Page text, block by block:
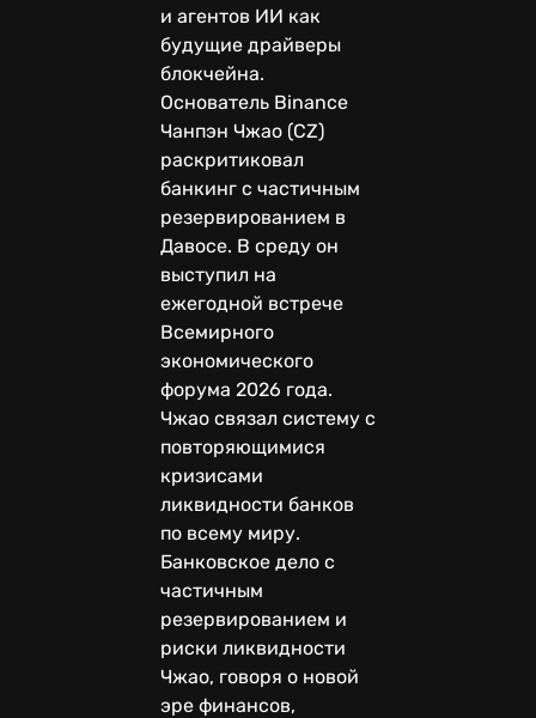
и агентов ИИ как
будущие драйверы
блокчейна.
Основатель Binance
Чанпэн Чжао (CZ)
раскритиковал
банкинг с частичным
резервированием в
Давосе. В среду он
выступил на
ежегодной встрече
Всемирного
экономического
форума 2026 года.
Чжао связал систему с
повторяющимися
кризисами
ликвидности банков
по всему миру.
Банковское дело с
частичным
резервированием и
риски ликвидности
Чжао, говоря о новой
эре финансов,